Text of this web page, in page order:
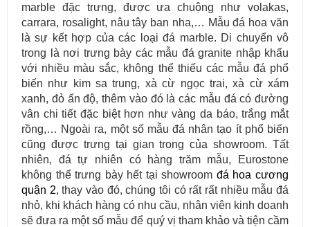
marble đặc trưng, được ưa chuộng như volakas,
carrara, rosalight, nâu tây ban nha,… Mẫu đá hoa văn
là sự kết hợp của các loại đá marble. Di chuyển vô
trong là nơi trưng bày các mẫu đá granite nhập khẩu
với nhiều màu sắc, không thể thiếu các mẫu đá phổ
biến như kim sa trung, xà cừ ngọc trai, xà cừ xám
xanh, đỏ ấn độ, thêm vào đó là các mẫu đá có đường
vân chi tiết đặc biệt hơn như vàng da báo, trắng mắt
rồng,… Ngoài ra, một số mẫu đá nhân tạo ít phổ biến
cũng được trưng tại gian trong của showroom. Tất
nhiên, đá tự nhiên có hàng trăm mẫu, Eurostone
không thể trưng bày hết tại showroom đá hoa cương
quận 2, thay vào đó, chúng tôi có rất rất nhiều mẫu đá
nhỏ, khi khách hàng có nhu cầu, nhân viên kinh doanh
sẽ đưa ra một số mẫu để quý vị tham khảo và tiện cầm